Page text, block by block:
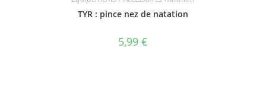
TYR : pince nez de natation
5,99 €